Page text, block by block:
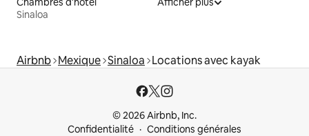
Sinaloa
Airbnb Mexique Sinaloa Locations avec kayak
© 2026 Airbnb, Inc.
Confidentialité
Conditions générales